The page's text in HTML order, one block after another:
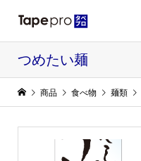
つめたい麺
商品 食べ物 麺類